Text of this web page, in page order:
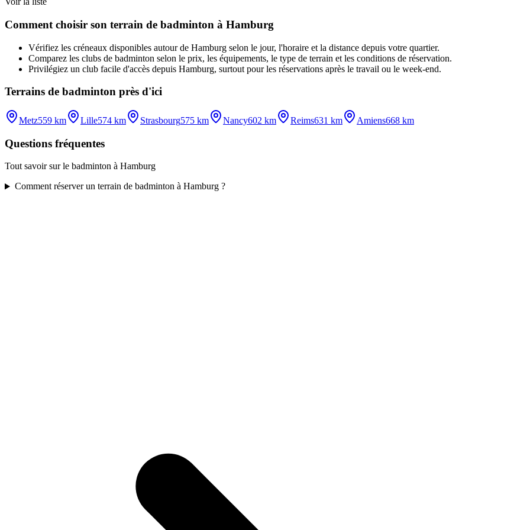
Comment choisir son terrain de badminton à Hamburg
Vérifiez les créneaux disponibles autour de Hamburg selon le jour, l'horaire et la distance depuis votre quartier.
Comparez les clubs de badminton selon le prix, les équipements, le type de terrain et les conditions de réservation.
Privilégiez un club facile d'accès depuis Hamburg, surtout pour les réservations après le travail ou le week-end.
Terrains de badminton près d'ici
Metz559 km Lille574 km Strasbourg575 km Nancy602 km Reims631 km Amiens668 km
Questions fréquentes
Tout savoir sur le badminton à Hamburg
Comment réserver un terrain de badminton à Hamburg ?